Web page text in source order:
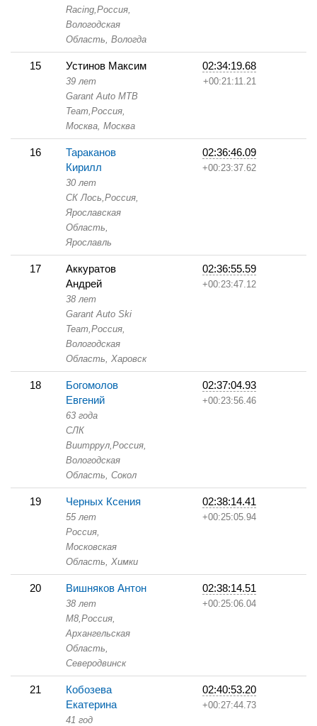
Racing,Россия,
Вологодская
Область, Вологда
15 Устинов Максим
39 лет
Garant Auto MTB
Team,Россия,
Москва, Москва
02:34:19.68
+00:21:11.21
16
Тараканов
Кирилл
30 лет
СК Лось,Россия,
Ярославская
Область,
Ярославль
02:36:46.09
+00:23:37.62
17
Аккуратов
Андрей
38 лет
Garant Auto Ski
Team,Россия,
Вологодская
Область, Харовск
02:36:55.59
+00:23:47.12
18
Богомолов
Евгений
63 года
СЛК
Виитррул,Россия,
Вологодская
Область, Сокол
02:37:04.93
+00:23:56.46
19 Черных Ксения
55 лет
Россия,
Московская
Область, Химки
02:38:14.41
+00:25:05.94
20 Вишняков Антон
38 лет
М8,Россия,
Архангельская
Область,
Северодвинск
02:38:14.51
+00:25:06.04
21
Кобозева
Екатерина
41 год
02:40:53.20
+00:27:44.73